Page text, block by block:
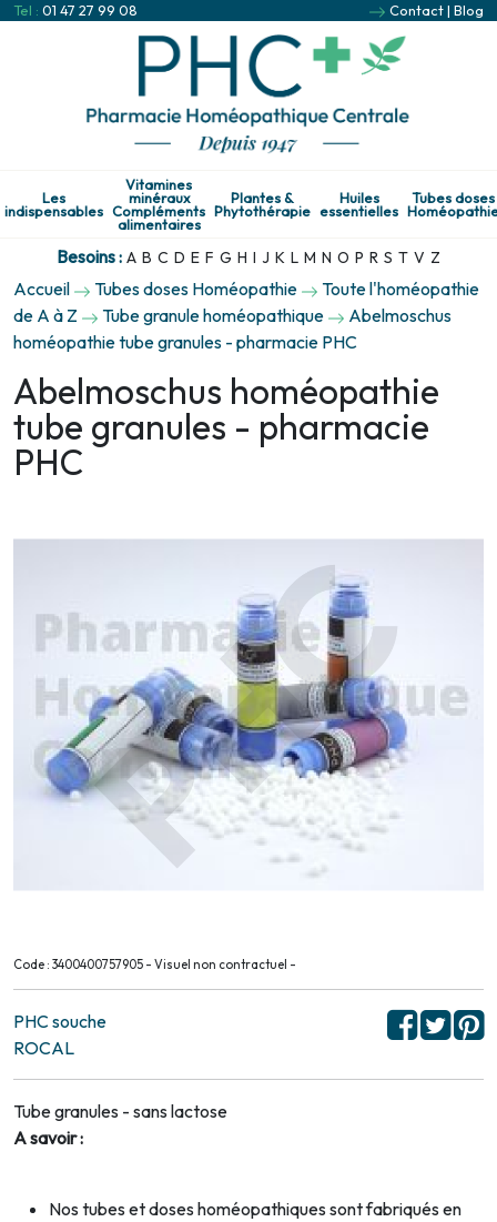
Tel : 01 47 27 99 08 Contact| Blog
Les
indispensables
Vitamines
minéraux
Compléments
alimentaires
Plantes &
Phytothérapie
Huiles
essentielles
Tubes doses
Besoins : A B C D E F G H I J K L M N O P R S T V Z
Accueil Tubes doses Homéopathie
Toute l'homéopathie
de A à Z
Tube granule homéopathique
Abelmoschus
homéopathie tube granules - pharmacie PHC
Abelmoschus homéopathie
tube granules - pharmacie
PHC
Code : 3400400757905 - Visuel non contractuel -
PHC souche
ROCAL
Tube granules - sans lactose
A savoir :
Nos tubes et doses homéopathiques sont fabriqués en